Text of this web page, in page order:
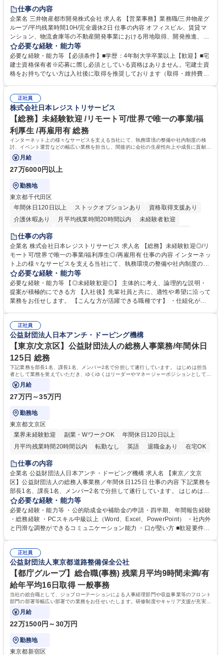
在宅OK
賞与あり
駅近5分以内
土日祝休み 寮・社宅あり
仕事の内容
企業名 三井物産都市開発株式会社 求人名 【営業事務】業務職/三井物産グ
ループ/平均残業時間10H/完全週休2日 仕事の内容 オフィスビル、賃貸マ
ンション、物流倉庫等の不動産開発事業における用地取得、開発推進、賃
貸運営、売却、仲介・活用提案等を行う営業部門において事務業務を担当
いただきます。 【詳細】・契約書管理、契約書製本、捺印対応、ファイリ
ング、登記簿取得、調書取得・支払業務（各種費用支払、支払管理、請
求・支払データ登録、取引先マスター申請対応）・予算作成及び予実管
の他に担当頂く業務が発生する場合があります。 募集職種 【営業事務】
業務職/三井物産グループ/平均残業時間10H/完全週休2日
必要な経験・能力等
必要な経験・能力等 【必須条件】■学歴：4年制大学卒業以上【歓迎】■宅
建士資格保有者※応募に際し必須としている資格はありません。宅建士資
格をお持ちでない方は入社後に取得を推奨しております（取得・維持費用
ション力がある方。 ・チャレンジを厭わず、粘り強く業務に取り組める
方。多様な関係者と謙虚に信頼関係を構築でき、期限を意識したスケジュ
ール管理が出来る方。※将来的に他部署（営業部門、コーポレート部門）
へのジョブローテーションの可能性があります。 学歴・資格 学歴：大学
院 大学 語学力： 資格：宅地建物取引士
正社員
株式会社日本レジストリサービス
【総務】未経験歓迎 /リモート可/世界で唯一の事業/福
利厚生 /再雇用有 総務
インターネット上の様々なサービスを支える当社にて、執務環境の整備や社内制度の検
討、イベント運営などの幅広い業務を担当し、間接的に会社の生産性向上や成長に貢献し
ている部署です。
月給
27万6000円以上
勤務地
東京都千代田区
年間休日120日以上
ストックオプションあり
資格取得支援あり
介護休暇あり
月平均残業時間20時間以内
未経験者歓迎
住宅手当あり
完全週休2日制
交通費支給 駅近5分以内 土日祝休み 服装自由
仕事の内容
企業名 株式会社日本レジストリサービス 求人名 【総務】未経験歓迎◎/リ
モート可/世界で唯一の事業/福利厚生◎/再雇用有 仕事の内容 インターネッ
ト上の様々なサービスを支える当社にて、執務環境の整備や社内制度の検
討、イベント運営などの幅広い業務を担当し、間接的に会社の生産性向上
や成長に貢献している部署です。 会社の全メンバーが安心して長く成果を
発揮できる環境を整えるために、毎日のメンテナンスや維持管理に加え、
新たな施策検討を積極的に行っていただき、会社全体を巻き込み課題解決
幅広い業務の体得が可能で、多様なキャリアパスを描くことも可能です。
募集職種 【総務】未経験歓迎◎/リモート可/世界で唯一の事業/福利厚生◎/
再雇用有
必要な経験・能力等
必要な経験・能力等 【◎未経験歓迎◎】 主体的に考え、論理的な説明・
提案が積極的にできる方 【入社後】先輩社員と共に、適性や希望に沿って
業務をお任せします。 【こんな方が活躍できる職種です】 ・仕組化が好
対処できる・新しいことに興味関心がある 【魅力】■自己啓発支援：資格
取得や通信教育など費用の80%（年間25万円まで）を補助 ■住宅手当：家
賃の50%（月額7万円まで）を補助 学歴・資格 学歴：大学院 大学 語学
力： 資格：
正社員
公益財団法人日本アンチ・ドーピング機構
【東京/文京区】公益財団法人の総務人事業務/年間休日
125日 総務
下記業務を部長1名、課長1名、メンバー2名で分担して遂行しています。 はじめは担当
者として業務を覚えていただき、ゆくゆくはリーダーやマネージャーポジションとして活
躍いただくことを期待しています。
月給
27万円～35万円
勤務地
東京都文京区
業界未経験歓迎
副業・WワークOK
年間休日120日以上
月平均残業時間20時間以内
転勤なし 英語 退職金あり
在宅OK
賞与あり
育休あり
食事補助あり
仕事の内容
企業名 公益財団法人日本アンチ・ドーピング機構 求人名 【東京／文京
区】公益財団法人の総務人事業務／年間休日125日 仕事の内容 下記業務を
部長1名、課長1名、メンバー2名で分担して遂行しています。 はじめは担
当者として業務を覚えていただき、ゆくゆくはリーダーやマネージャーポ
ジションとして活躍いただくことを期待しています。 【総務・人事グルー
プの業務内容】 ・人事制度関連 ・採用活動 ・教育研修の企画、実行 ・勤
怠管理 ・官公庁への各種提出 ・法定の会議運営（評議員会、理事会） ・
管理 ・福利厚生関連 ・職員からの問合せ、相談対応 ・その他日常の総務
業務全般 募集職種 【東京／文京区】公益財団法人の総務人事業務／年間
休日125日
必要な経験・能力等
必要な経験・能力等 ・公的助成金や補助金の申請・四半期、年間報告経験
・総務経験 ・PCスキル中級以上（Word、Excel、PowerPoint） ・社内外
と円滑な調整ができるコミュニケーション能力 ・口が堅い方 ■歓迎要件
正社員
公益財団法人東京都道路整備保全公社
【都庁グループ】総合職(事務) 残業月平均9時間未満/有
給年平均16日取得 一般事務
当社の総合職として、ジョブローテーションによる人事経理部門や収益事業等のフロント
部門の部署等幅広い部署での業務をお任せいたします。研修制度やキャリア支援が充実し
ております！ ※下記業務詳細
月給
22万1500円～30万円
勤務地
東京都新宿区